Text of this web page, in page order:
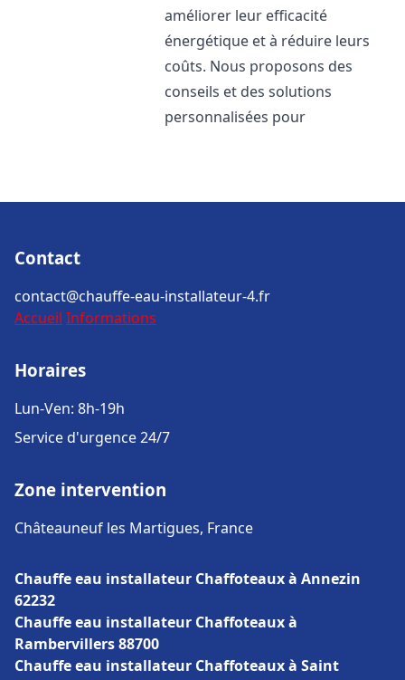
améliorer leur efficacité
énergétique et à réduire leurs
coûts. Nous proposons des
conseils et des solutions
personnalisées pour
Contact
contact@chauffe-eau-installateur-4.fr
Accueil Informations
Horaires
Lun-Ven: 8h-19h
Service d'urgence 24/7
Zone intervention
Châteauneuf les Martigues, France
Chauffe eau installateur Chaffoteaux à Annezin
62232
Chauffe eau installateur Chaffoteaux à
Rambervillers 88700
Chauffe eau installateur Chaffoteaux à Saint